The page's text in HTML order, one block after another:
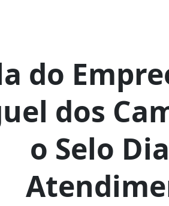
do
dos
o Selo